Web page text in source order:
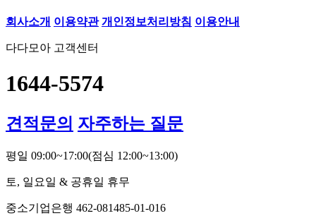
회사소개 이용약관 개인정보처리방침 이용안내
다다모아 고객센터
1644-5574
견적문의 자주하는 질문
평일 09:00~17:00(점심 12:00~13:00)
토, 일요일 & 공휴일 휴무
중소기업은행 462-081485-01-016